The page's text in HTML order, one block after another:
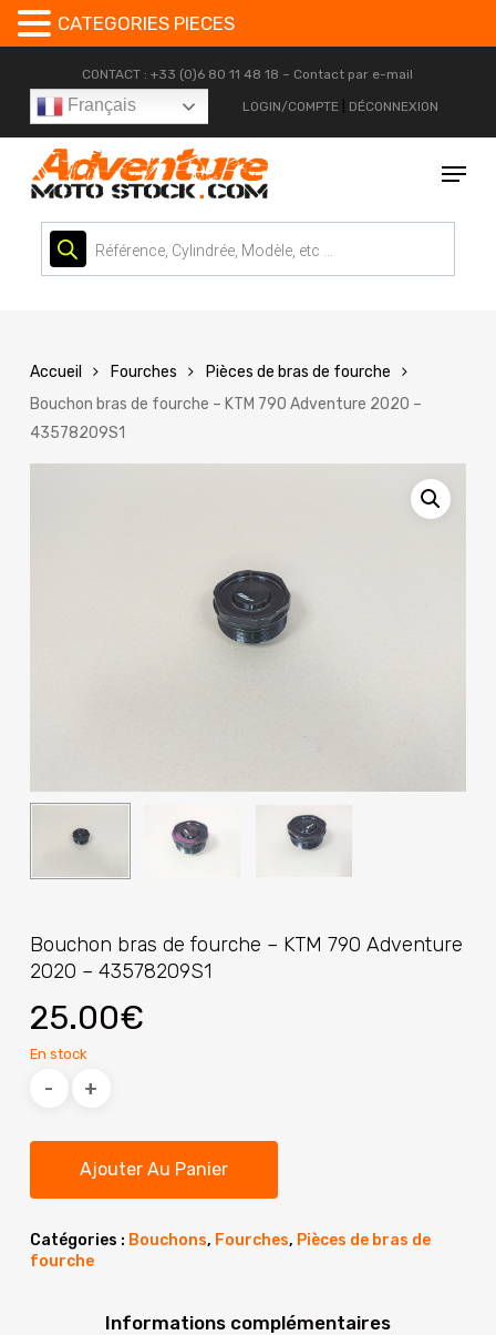
content
CONTACT : +33 (0)6 80 11 48 18 – Contact par e-mail
Français LOGIN/COMPTE| DÉCONNEXION
Menu
Recherche
de
produits
Accueil Fourches
Pièces de bras de fourche
Bouchon bras de fourche – KTM 790 Adventure 2020 –
43578209S1
Bouchon bras de fourche – KTM 790 Adventure
2020 – 43578209S1
25.00€
En stock
Ajouter Au Panier
Catégories : Bouchons, Fourches, Pièces de bras de
fourche
Informations complémentaires
CATEGORIES PIECES